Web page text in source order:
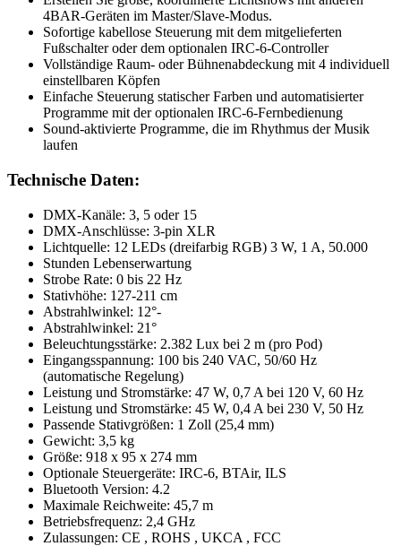
4BAR-Geräten im Master/Slave-Modus.
Sofortige kabellose Steuerung mit dem mitgelieferten
Fußschalter oder dem optionalen IRC-6-Controller
Vollständige Raum- oder Bühnenabdeckung mit 4 individuell
einstellbaren Köpfen
Einfache Steuerung statischer Farben und automatisierter
Programme mit der optionalen IRC-6-Fernbedienung
Sound-aktivierte Programme, die im Rhythmus der Musik
laufen
Technische Daten:
DMX-Kanäle: 3, 5 oder 15
DMX-Anschlüsse: 3-pin XLR
Lichtquelle: 12 LEDs (dreifarbig RGB) 3 W, 1 A, 50.000
Stunden Lebenserwartung
Strobe Rate: 0 bis 22 Hz
Stativhöhe: 127-211 cm
Abstrahlwinkel: 12°-
Abstrahlwinkel: 21°
Beleuchtungsstärke: 2.382 Lux bei 2 m (pro Pod)
Eingangsspannung: 100 bis 240 VAC, 50/60 Hz
(automatische Regelung)
Leistung und Stromstärke: 47 W, 0,7 A bei 120 V, 60 Hz
Leistung und Stromstärke: 45 W, 0,4 A bei 230 V, 50 Hz
Passende Stativgrößen: 1 Zoll (25,4 mm)
Gewicht: 3,5 kg
Größe: 918 x 95 x 274 mm
Optionale Steuergeräte: IRC-6, BTAir, ILS
Bluetooth Version: 4.2
Maximale Reichweite: 45,7 m
Betriebsfrequenz: 2,4 GHz
Zulassungen: CE , ROHS , UKCA , FCC